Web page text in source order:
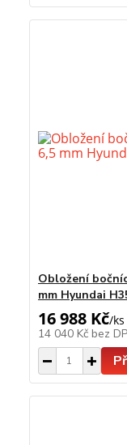
Obložení
mm Hyundai
16 988 Kč/ks
14 040 Kč bez